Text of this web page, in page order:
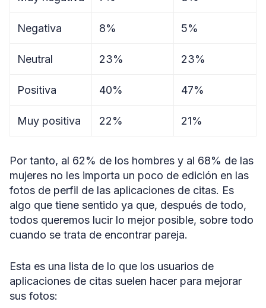
Negativa 8% 5%
Neutral 23% 23%
Positiva 40% 47%
Muy positiva 22% 21%
Por tanto, al 62% de los hombres y al 68% de las
mujeres no les importa un poco de edición en las
fotos de perfil de las aplicaciones de citas. Es
algo que tiene sentido ya que, después de todo,
todos queremos lucir lo mejor posible, sobre todo
cuando se trata de encontrar pareja.
Esta es una lista de lo que los usuarios de
aplicaciones de citas suelen hacer para mejorar
sus fotos: